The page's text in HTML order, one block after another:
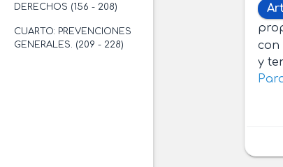
DERECHOS (156 - 208)
CUARTO: PREVENCIONES
GENERALES. (209 - 228)
con
y